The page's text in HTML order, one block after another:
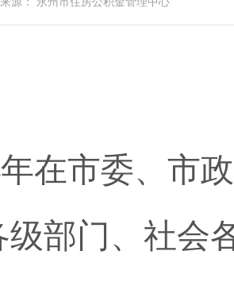
在市委、市
级部门、社会